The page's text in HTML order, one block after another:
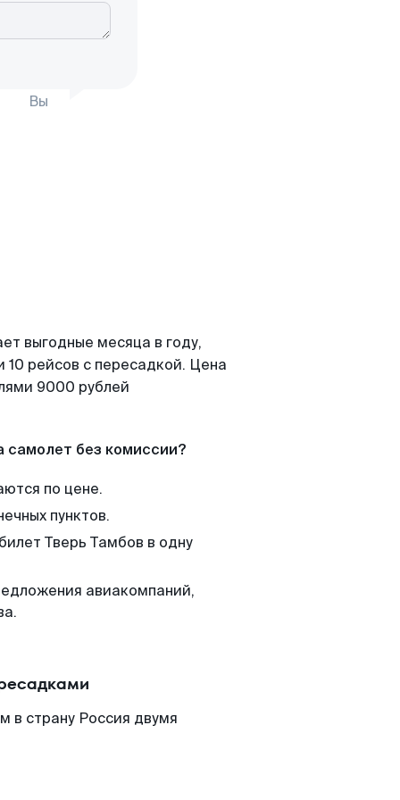
Вы
выгодные месяца в году,
рейсов с пересадкой. Цена
9000 рублей
самолет без комиссии?
по цене.
пунктов.
Тверь Тамбов в одну
авиакомпаний,
в страну Россия двумя